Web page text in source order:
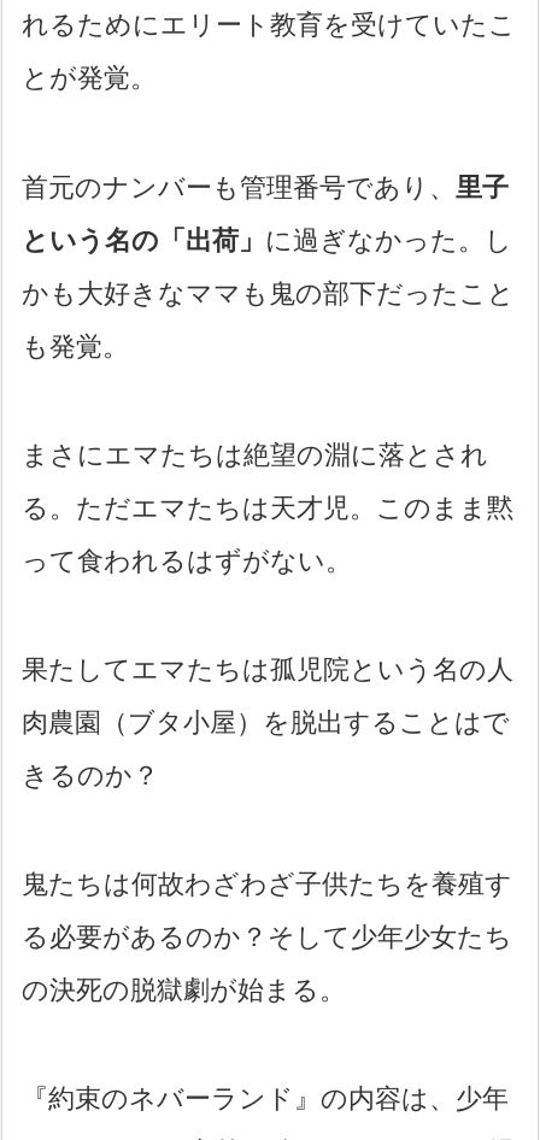
れるためにエリート教育を受けていたこ
とが発覚。
首元のナンバーも管理番号であり、 里子
という名の「出荷」 に過ぎなかった。し
かも大好きなママも鬼の部下だったこと
も発覚。
まさにエマたちは絶望の淵に落とされ
る。ただエマたちは天才児。このまま黙
って食われるはずがない。
果たしてエマたちは孤児院という名の人
肉農園（ブタ小屋）を脱出することはで
きるのか？
鬼たちは何故わざわざ子供たちを養殖す
る必要があるのか？そして少年少女たち
の決死の脱獄劇が始まる。
『約束のネバーランド』の内容は、少年